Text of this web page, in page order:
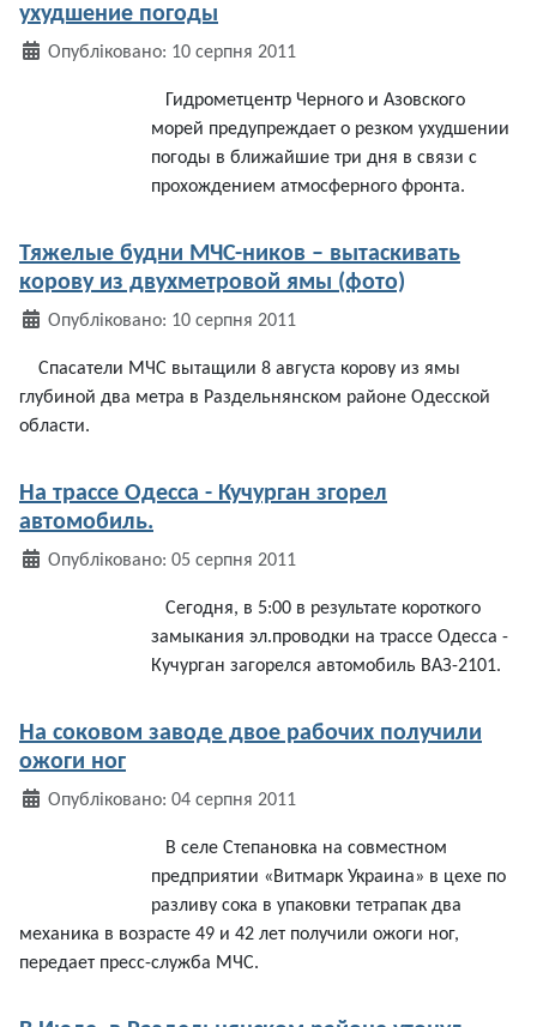
ухудшение погоды
ДеталіОпубліковано: 10 серпня 2011
Гидрометцентр Черного и Азовского
морей предупреждает о резком ухудшении
погоды в ближайшие три дня в связи с
прохождением атмосферного фронта.
Тяжелые будни МЧС-ников – вытаскивать
корову из двухметровой ямы (фото)
ДеталіОпубліковано: 10 серпня 2011
Спасатели МЧС вытащили 8 августа корову из ямы
глубиной два метра в Раздельнянском районе Одесской
области.
На трассе Одесса - Кучурган згорел
автомобиль.
ДеталіОпубліковано: 05 серпня 2011
Сегодня, в 5:00 в результате короткого
замыкания эл.проводки на трассе Одесса -
Кучурган загорелся автомобиль ВАЗ-2101.
На соковом заводе двое рабочих получили
ожоги ног
ДеталіОпубліковано: 04 серпня 2011
В селе Степановка на совместном
предприятии «Витмарк Украина» в цехе по
разливу сока в упаковки тетрапак два
механика в возрасте 49 и 42 лет получили ожоги ног,
передает пресс-служба МЧС.